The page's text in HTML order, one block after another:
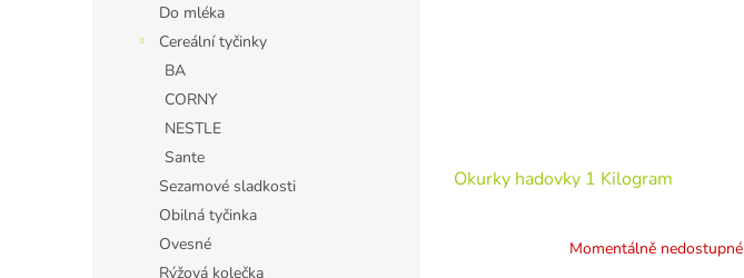
Do mléka
Cereální tyčinky
BA
CORNY
NESTLE
Sante
Sezamové sladkosti
Obilná tyčinka
Ovesné
Rýžová kolečka
Okurky hadovky 1 Kilogram
Momentálně nedostupné